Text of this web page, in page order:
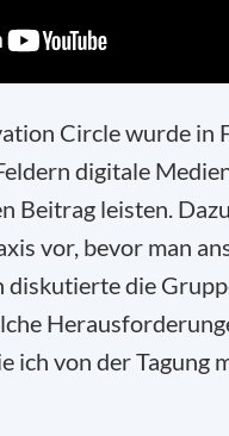
Circle wurde in
digitale
Beitrag leisten.
vor, bevor man
diskutierte die
ich von der Tagung